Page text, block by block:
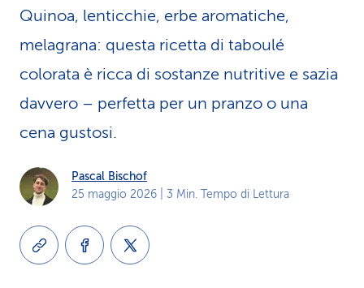
m
e
n
Quinoa, lenticchie, erbe aromatiche,
melagrana: questa ricetta di taboulé
colorata è ricca di sostanze nutritive e sazia
davvero – perfetta per un pranzo o una
cena gustosi.
Pascal Bischof
25 maggio 2026 | 3 Min. Tempo di Lettura